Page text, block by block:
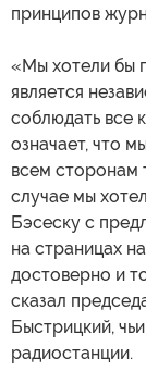
принципов
«Мы хотели бы
является
соблюдать все
означает, что
всем сторонам
случае мы
Бэсеску с
на страницах
достоверно и
сказал
Быстрицкий,
радиостанции.